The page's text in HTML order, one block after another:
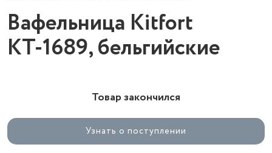
Вафельница Kitfort
КТ-1689, бельгийские
Товар закончился
Узнать о поступлении